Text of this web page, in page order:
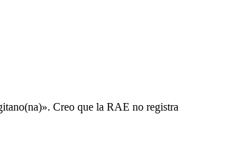
Creo que la RAE no registra